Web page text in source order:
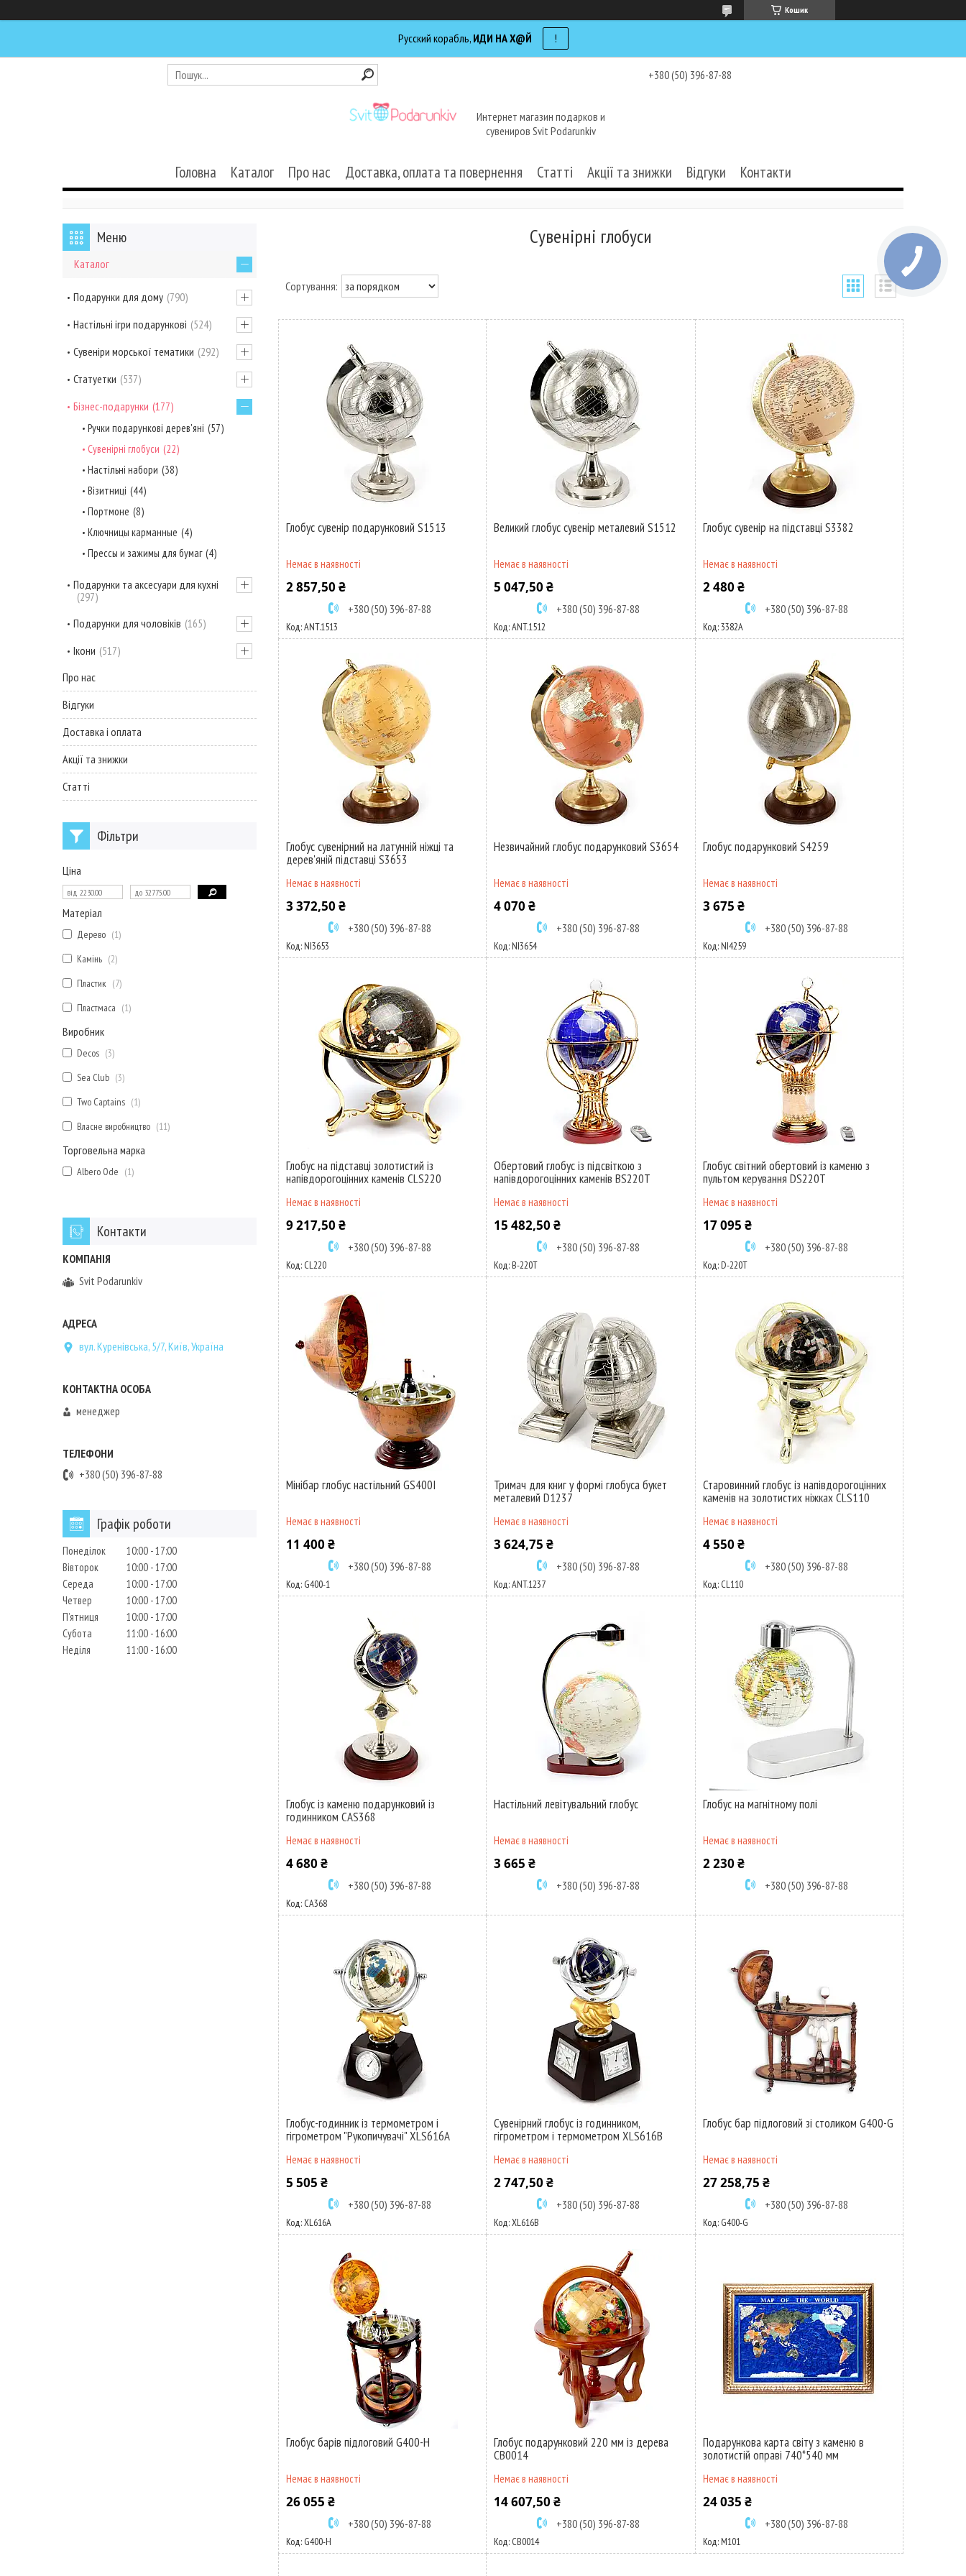
Кошик
Русский корабль, ИДИ НА Х@Й !
+380 (50) 396-87-88
Интернет магазин подарков и
сувениров Svit Podarunkiv
Головна Каталог Про нас Доставка, оплата та повернення Статті Акції та знижки Відгуки Контакти
Сувенірні глобуси
Глобус сувенір подарунковий S1513
Немає в наявності
2 857,50 ₴
+380 (50) 396-87-88
ANT.1513
Великий глобус сувенір металевий S1512
Немає в наявності
5 047,50 ₴
+380 (50) 396-87-88
ANT.1512
Глобус сувенір на підставці S3382
Немає в наявності
2 480 ₴
+380 (50) 396-87-88
3382А
Глобус сувенірний на латунній ніжці та
дерев'яній підставці S3653
Немає в наявності
3 372,50 ₴
+380 (50) 396-87-88
NI3653
Незвичайний глобус подарунковий S3654
Немає в наявності
4 070 ₴
+380 (50) 396-87-88
NI3654
Глобус подарунковий S4259
Немає в наявності
3 675 ₴
+380 (50) 396-87-88
NI4259
Глобус на підставці золотистий із
напівдорогоцінних каменів CLS220
Немає в наявності
9 217,50 ₴
+380 (50) 396-87-88
CL220
Обертовий глобус із підсвіткою з
напівдорогоцінних каменів BS220T
Немає в наявності
15 482,50 ₴
+380 (50) 396-87-88
B-220T
Глобус світний обертовий із каменю з
пультом керування DS220T
Немає в наявності
17 095 ₴
+380 (50) 396-87-88
D-220T
Мінібар глобус настільний GS400I
Немає в наявності
11 400 ₴
+380 (50) 396-87-88
G400-1
Тримач для книг у формі глобуса букет
металевий D1237
Немає в наявності
3 624,75 ₴
+380 (50) 396-87-88
ANT.1237
Старовинний глобус із напівдорогоцінних
каменів на золотистих ніжках CLS110
Немає в наявності
4 550 ₴
+380 (50) 396-87-88
CL110
Глобус із каменю подарунковий із
годинником CAS368
Немає в наявності
4 680 ₴
+380 (50) 396-87-88
CA368
Настільний левітувальний глобус
Немає в наявності
3 665 ₴
+380 (50) 396-87-88
Глобус на магнітному полі
Немає в наявності
2 230 ₴
+380 (50) 396-87-88
Глобус-годинник із термометром і
гігрометром "Рукопичувачі" XLS616А
Немає в наявності
5 505 ₴
+380 (50) 396-87-88
XL616А
Сувенірний глобус із годинником,
гігрометром і термометром XLS616В
Немає в наявності
2 747,50 ₴
+380 (50) 396-87-88
XL616В
Глобус бар підлоговий зі столиком G400-G
Немає в наявності
27 258,75 ₴
+380 (50) 396-87-88
G400-G
Глобус барів підлоговий G400-H
Немає в наявності
26 055 ₴
+380 (50) 396-87-88
G400-H
Глобус подарунковий 220 мм із дерева
CB0014
Немає в наявності
14 607,50 ₴
+380 (50) 396-87-88
CB0014
Подарункова карта світу з каменю в
золотистій оправі 740*540 мм
Немає в наявності
24 035 ₴
+380 (50) 396-87-88
M101
Каталог
Подарунки для дому 790
Настільні ігри подарункові 524
Сувеніри морської тематики 292
Статуетки 537
Бізнес-подарунки 177
Ручки подарункові дерев'яні 57
Сувенірні глобуси 22
Настільні набори 38
Візитниці 44
Портмоне 8
Ключницы карманные 4
Прессы и зажимы для бумаг 4
Подарунки та аксесуари для кухні
297
Подарунки для чоловіків 165
Ікони 517
Про нас
Відгуки
Доставка і оплата
Акції та знижки
Статті
Фільтри
Ціна
Матеріал
Дерево
1
Камінь
2
Пластик
7
Пластмаса
1
Виробник
Decos
3
Sea Club
3
Two Captains
1
Власне виробництво
11
Торговельна марка
Albero Ode 1
Контакти
Svit Podarunkiv
вул. Куренівська, 5/7, Київ, Україна
менеджер
+380 (50) 396-87-88
Графік роботи
Понеділок 10:00 17:00
Вівторок
10:00 17:00
Середа
10:00 17:00
Четвер
10:00 17:00
Пʼятниця
10:00 17:00
Субота
11:00 16:00
Неділя
11:00 16:00